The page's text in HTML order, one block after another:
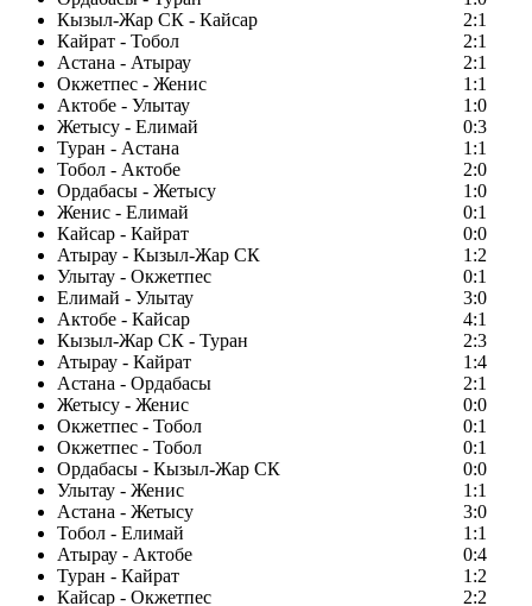
Кызыл-Жар СК - Кайсар
2:1
Кайрат - Тобол
2:1
Астана - Атырау
2:1
Окжетпес - Женис
1:1
Актобе - Улытау
1:0
Жетысу - Елимай
0:3
Туран - Астана
1:1
Тобол - Актобе
2:0
Ордабасы - Жетысу
1:0
Женис - Елимай
0:1
Кайсар - Кайрат
0:0
Атырау - Кызыл-Жар СК
1:2
Улытау - Окжетпес
0:1
Елимай - Улытау
3:0
Актобе - Кайсар
4:1
Кызыл-Жар СК - Туран
2:3
Атырау - Кайрат
1:4
Астана - Ордабасы
2:1
Жетысу - Женис
0:0
Окжетпес - Тобол
0:1
Окжетпес - Тобол
0:1
Ордабасы - Кызыл-Жар СК
0:0
Улытау - Женис
1:1
Астана - Жетысу
3:0
Тобол - Елимай
1:1
Атырау - Актобе
0:4
Туран - Кайрат
1:2
Кайсар - Окжетпес
2:2